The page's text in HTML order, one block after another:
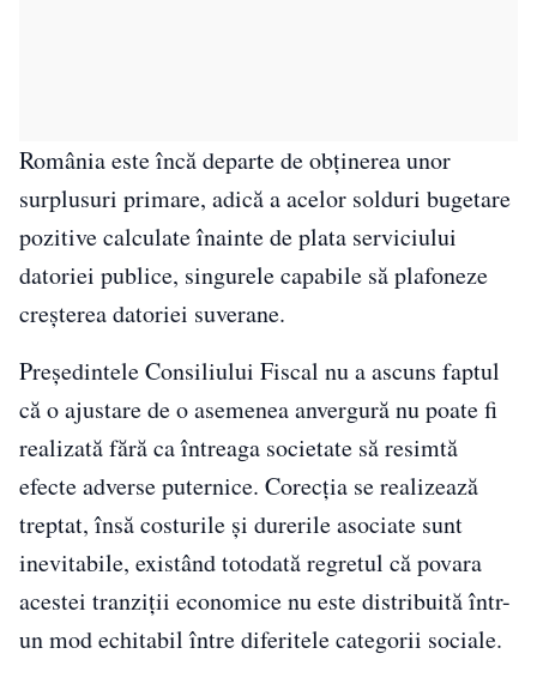
România este încă departe de obținerea unor
surplusuri primare, adică a acelor solduri bugetare
pozitive calculate înainte de plata serviciului
datoriei publice, singurele capabile să plafoneze
creșterea datoriei suverane.
Președintele Consiliului Fiscal nu a ascuns faptul
că o ajustare de o asemenea anvergură nu poate fi
realizată fără ca întreaga societate să resimtă
efecte adverse puternice. Corecția se realizează
treptat, însă costurile și durerile asociate sunt
inevitabile, existând totodată regretul că povara
acestei tranziții economice nu este distribuită într-
un mod echitabil între diferitele categorii sociale.